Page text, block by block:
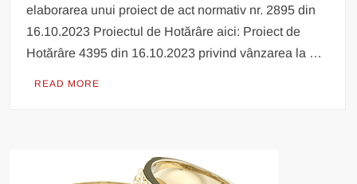
elaborarea unui proiect de act normativ nr. 2895 din
16.10.2023 Proiectul de Hotărâre aici: Proiect de
Hotărâre 4395 din 16.10.2023 privind vânzarea la …
READ MORE